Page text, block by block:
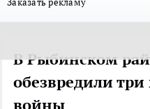
В Рыбинском
обезвредили